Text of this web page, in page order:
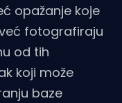
opažanje koje
fotografiraju
od tih
koji može
baze